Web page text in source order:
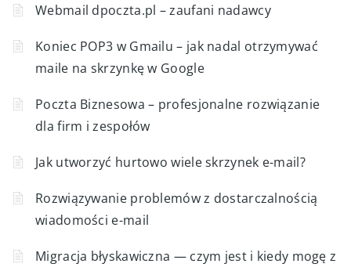
Webmail dpoczta.pl – zaufani nadawcy
Koniec POP3 w Gmailu – jak nadal otrzymywać
maile na skrzynkę w Google
Poczta Biznesowa – profesjonalne rozwiązanie
dla firm i zespołów
Jak utworzyć hurtowo wiele skrzynek e-mail?
Rozwiązywanie problemów z dostarczalnością
wiadomości e-mail
Migracja błyskawiczna — czym jest i kiedy mogę z